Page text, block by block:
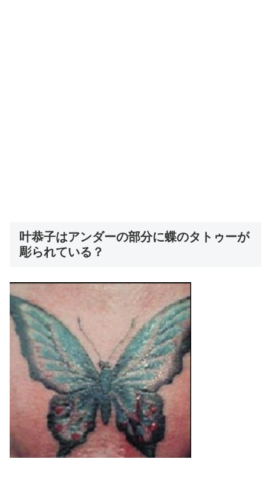
叶恭子はアンダーの部分に蝶のタトゥーが
彫られている？